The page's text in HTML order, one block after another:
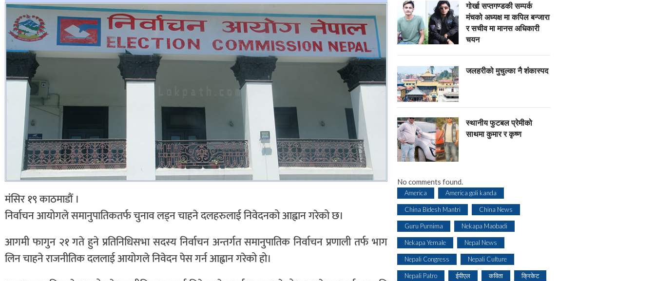
मंसिर १९ काठमाडौं ।
निर्वाचन आयोगले समानुपातिकतर्फ चुनाव लड्न चाहने दलहरुलाई निवेदनको आह्वान गरेको छ।
आगमी फागुन २१ गते हुने प्रतिनिधिसभा सदस्य निर्वाचन अन्तर्गत समानुपातिक निर्वाचन प्रणाली तर्फ भाग
लिन चाहने राजनीतिक दललाई आयोगले निवेदन पेस गर्न आह्वान गरेको हो।
गोर्खा सप्तगण्डकी सम्पर्क
मंचको अध्यक्ष मा कपिल बन्जारा
र सचीव मा मानस अधिकारी
चयन
जलहरीको मुचुल्का नै शंंकास्पद
स्थानीय फुटबल प्रेमीको
साथमा कुमार र कृष्ण
No comments found.
America America goli kanda
China Bidesh Mantri China News
Guru Purnima Nekapa Maobadi
Nekapa Yemale Nepal News
Nepali Congress Nepali Culture
Nepali Patro ईपीएल कविता क्रिकेट